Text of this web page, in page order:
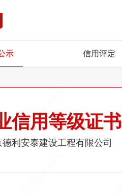
示 信用评定
信用等级证书
德利安泰建设工程有限公司